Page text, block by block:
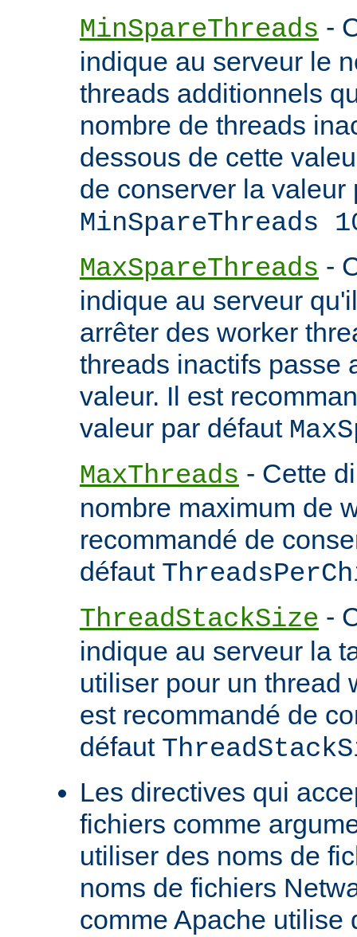
MinSpareThreads -
indique au serveur le
threads additionnels
nombre de threads
dessous de cette
de conserver la valeur
MinSpareThreads
MaxSpareThreads -
indique au serveur
arrêter des worker
threads inactifs passe
valeur. Il est
valeur par défaut
MaxThreads - Cette
nombre maximum de
recommandé de
défaut
ThreadStackSize -
indique au serveur la
utiliser pour un thread
est recommandé de
défaut
Les directives qui
fichiers comme
utiliser des noms de
noms de fichiers
comme Apache utilise